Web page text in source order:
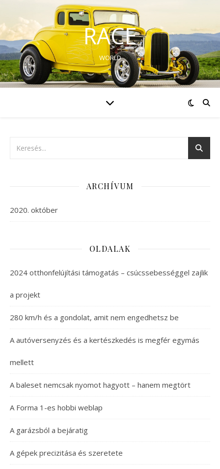
RACE
WORLD
ARCHÍVUM
2020. október
OLDALAK
2024 otthonfelújítási támogatás – csúcssebességgel zajlik
a projekt
280 km/h és a gondolat, amit nem engedhetsz be
A autóversenyzés és a kertészkedés is megfér egymás
mellett
A baleset nemcsak nyomot hagyott – hanem megtört
A Forma 1-es hobbi weblap
A garázsból a bejáratig
A gépek precizitása és szeretete